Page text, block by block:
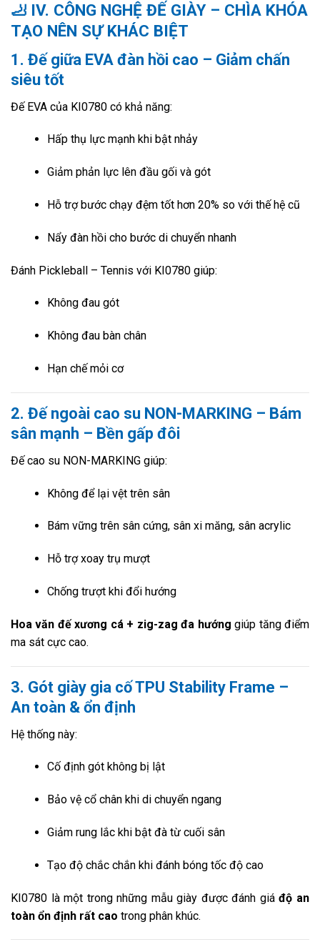
🦶 IV. CÔNG NGHỆ ĐẾ GIÀY – CHÌA KHÓA
TẠO NÊN SỰ KHÁC BIỆT
1. Đế giữa EVA đàn hồi cao – Giảm chấn
siêu tốt
Đế EVA của KI0780 có khả năng:
Hấp thụ lực mạnh khi bật nhảy
Giảm phản lực lên đầu gối và gót
Hỗ trợ bước chạy đệm tốt hơn 20% so với thế hệ cũ
Nẩy đàn hồi cho bước di chuyển nhanh
Đánh Pickleball – Tennis với KI0780 giúp:
Không đau gót
Không đau bàn chân
Hạn chế mỏi cơ
2. Đế ngoài cao su NON-MARKING – Bám
sân mạnh – Bền gấp đôi
Đế cao su NON-MARKING giúp:
Không để lại vệt trên sân
Bám vững trên sân cứng, sân xi măng, sân acrylic
Hỗ trợ xoay trụ mượt
Chống trượt khi đổi hướng
Hoa văn đế xương cá + zig-zag đa hướng giúp tăng điểm
ma sát cực cao.
3. Gót giày gia cố TPU Stability Frame –
An toàn & ổn định
Hệ thống này:
Cố định gót không bị lật
Bảo vệ cổ chân khi di chuyển ngang
Giảm rung lắc khi bật đà từ cuối sân
Tạo độ chắc chắn khi đánh bóng tốc độ cao
KI0780 là một trong những mẫu giày được đánh giáđộ an
toàn ổn định rất cao trong phân khúc.